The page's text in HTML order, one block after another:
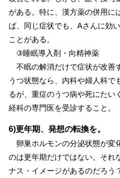
がある。特に、漢方薬の併用に
ば、同じ症状でも、Aさんに効
ことがある。
③睡眠導入剤・向精神薬
不眠の解消だけで症状が改善
うつ状態なら、内科や婦人科で
るが、重症のうつ病や死にたい
経科の専門医を受診すること。
6)更年期、発想の転換を。
卵巣ホルモンの分泌状態が変
のは更年期だけではない。それ
ナス・イメージがあるのだろう